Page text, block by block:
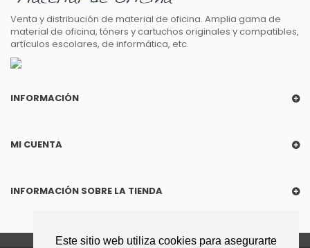
Este sitio web utiliza cookies para asegurarte
Venta y distribución de material de oficina. Amplia gama de
material de oficina, tóners y cartuchos originales y compatibles,
artículos escolares, de informática, etc.
INFORMACIÓN
MI CUENTA
INFORMACIÓN SOBRE LA TIENDA